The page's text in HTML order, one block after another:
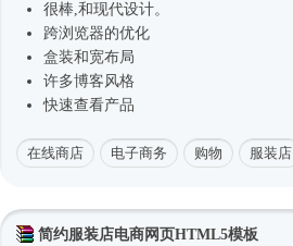
很棒,和现代设计。
跨浏览器的优化
盒装和宽布局
许多博客风格
快速查看产品
在线商店 电子商务 购物 服装店
简约服装店电商网页HTML5模板